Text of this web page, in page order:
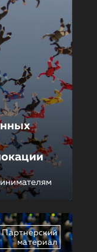
Партнерский
материал